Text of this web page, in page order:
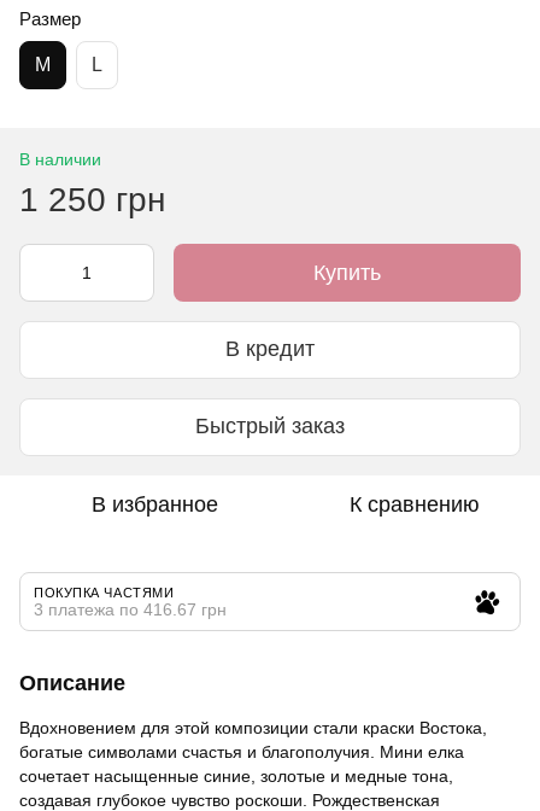
Размер
M L
В наличии
1 250 грн
Купить
В кредит
Быстрый заказ
В избранное К сравнению
ПОКУПКА ЧАСТЯМИ
3 платежа по 416.67 грн
Описание
Вдохновением для этой композиции стали краски Востока,
богатые символами счастья и благополучия. Мини елка
сочетает насыщенные синие, золотые и медные тона,
создавая глубокое чувство роскоши. Рождественская